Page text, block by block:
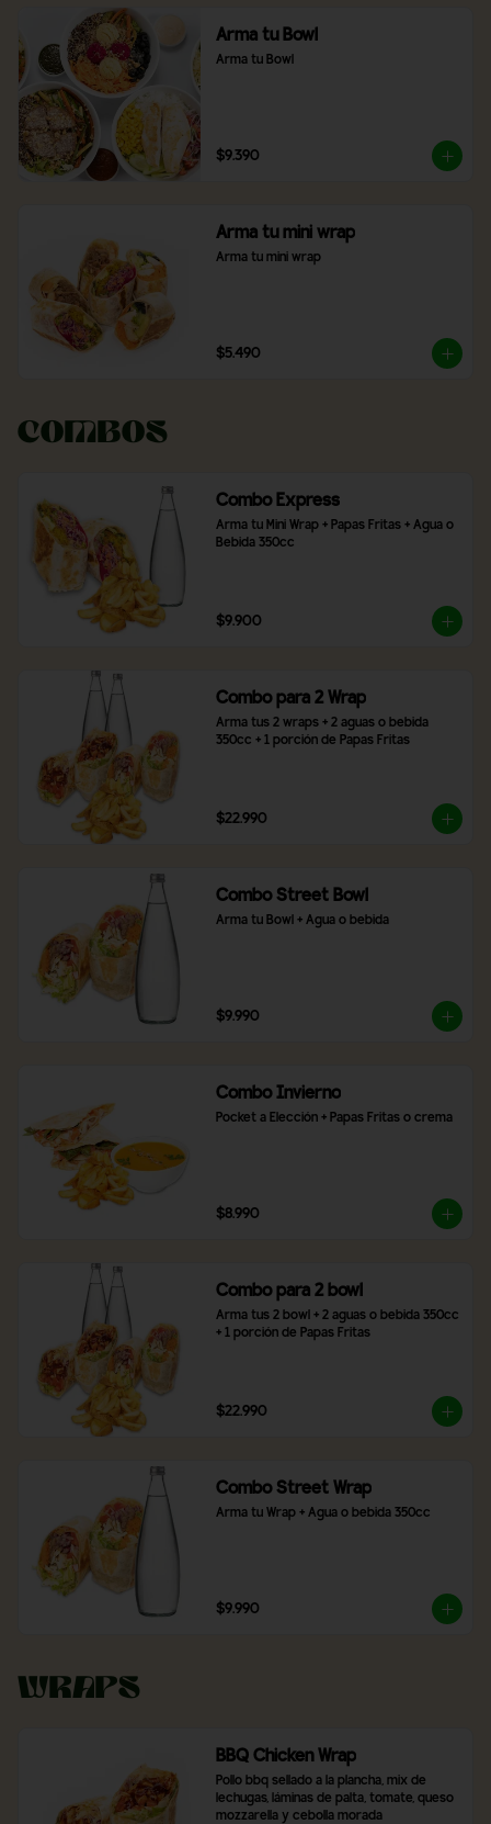
Arma tu Bowl
Arma tu Bowl
$9.390
Arma tu mini wrap
Arma tu mini wrap
$5.490
Combos
Combo Express
Arma tu Mini Wrap + Papas Fritas + Agua o
Bebida 350cc
$9.900
Combo para 2 Wrap
Arma tus 2 wraps + 2 aguas o bebida
350cc + 1 porción de Papas Fritas
$22.990
Combo Street Bowl
Arma tu Bowl + Agua o bebida
$9.990
Combo Invierno
Pocket a Elección + Papas Fritas o crema
$8.990
Combo para 2 bowl
Arma tus 2 bowl + 2 aguas o bebida 350cc
+ 1 porción de Papas Fritas
$22.990
Combo Street Wrap
Arma tu Wrap + Agua o bebida 350cc
$9.990
Wraps
BBQ Chicken Wrap
Pollo bbq sellado a la plancha, mix de
lechugas, láminas de palta, tomate, queso
mozzarella y cebolla morada